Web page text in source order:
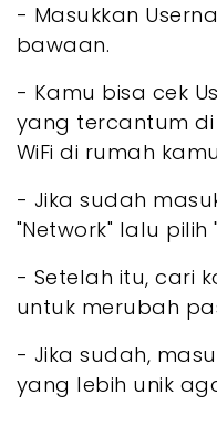
- Masukkan
bawaan.
- Kamu bisa cek
yang tercantum
WiFi di rumah
- Jika sudah
"Network" lalu pilih
- Setelah itu, cari
untuk merubah
- Jika sudah,
yang lebih unik